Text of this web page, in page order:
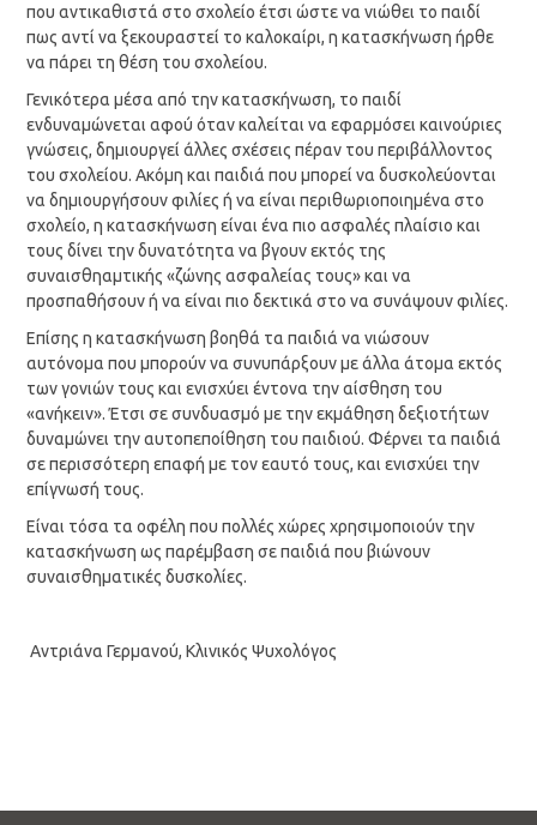
που αντικαθιστά στο σχολείο έτσι ώστε να νιώθει το παιδί
πως αντί να ξεκουραστεί το καλοκαίρι, η κατασκήνωση ήρθε
να πάρει τη θέση του σχολείου.
Γενικότερα μέσα από την κατασκήνωση, το παιδί
ενδυναμώνεται αφού όταν καλείται να εφαρμόσει καινούριες
γνώσεις, δημιουργεί άλλες σχέσεις πέραν του περιβάλλοντος
του σχολείου. Ακόμη και παιδιά που μπορεί να δυσκολεύονται
να δημιουργήσουν φιλίες ή να είναι περιθωριοποιημένα στο
σχολείο, η κατασκήνωση είναι ένα πιο ασφαλές πλαίσιο και
τους δίνει την δυνατότητα να βγουν εκτός της
συναισθηαμτικής «ζώνης ασφαλείας τους» και να
προσπαθήσουν ή να είναι πιο δεκτικά στο να συνάψουν φιλίες.
Επίσης η κατασκήνωση βοηθά τα παιδιά να νιώσουν
αυτόνομα που μπορούν να συνυπάρξουν με άλλα άτομα εκτός
των γονιών τους και ενισχύει έντονα την αίσθηση του
«ανήκειν». Έτσι σε συνδυασμό με την εκμάθηση δεξιοτήτων
δυναμώνει την αυτοπεποίθηση του παιδιού. Φέρνει τα παιδιά
σε περισσότερη επαφή με τον εαυτό τους, και ενισχύει την
επίγνωσή τους.
Είναι τόσα τα οφέλη που πολλές χώρες χρησιμοποιούν την
κατασκήνωση ως παρέμβαση σε παιδιά που βιώνουν
συναισθηματικές δυσκολίες.
Αντριάνα Γερμανού, Κλινικός Ψυχολόγος